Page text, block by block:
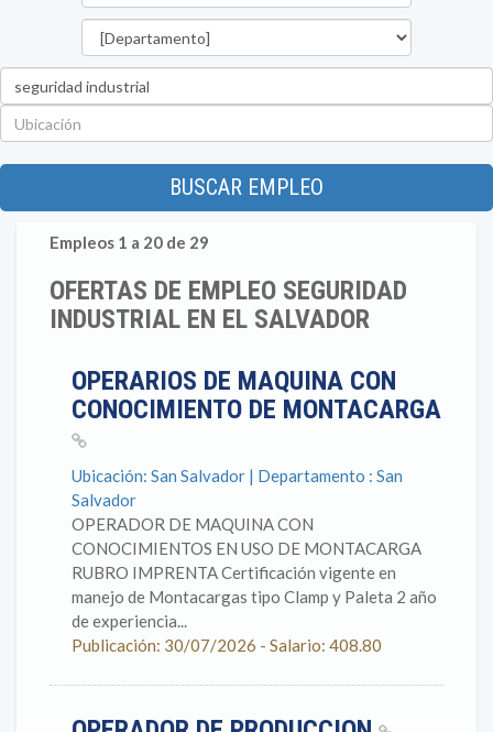
BUSCAR EMPLEO
Empleos 1 a 20 de 29
OFERTAS DE EMPLEO SEGURIDAD
INDUSTRIAL EN EL SALVADOR
OPERARIOS DE MAQUINA CON
CONOCIMIENTO DE MONTACARGA
Ubicación: San Salvador | Departamento : San
Salvador
OPERADOR DE MAQUINA CON
CONOCIMIENTOS EN USO DE MONTACARGA
RUBRO IMPRENTA Certificación vigente en
manejo de Montacargas tipo Clamp y Paleta 2 año
de experiencia...
Publicación: 30/07/2026 - Salario: 408.80